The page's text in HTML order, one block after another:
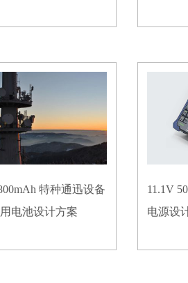
特种通迅设备
电池设计方案
11.1V
电源设